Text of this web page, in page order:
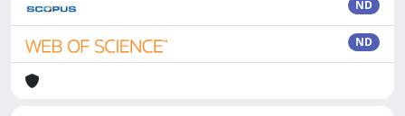
ND
ND